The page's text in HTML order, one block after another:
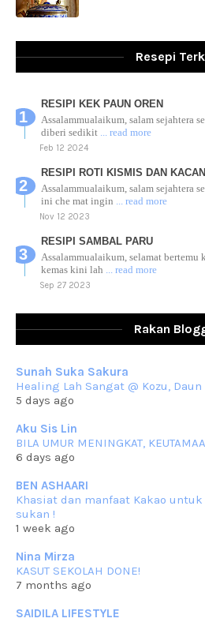
Resepi
RESIPI KEK PAUN OREN
Assalammualaikum, salam sejahtera
diberi sedikit ... read more
Feb 12 2024
RESIPI ROTI KISMIS DAN
Assalammualaikum, salam sejahtera
ini che mat ingin ... read more
Nov 12 2023
RESIPI SAMBAL PARU
Assalammualaikum, selamat bertemu
kemas kini lah ... read more
Sep 27 2023
Assalammualaikum, salam sejahtera
RESIPI KUIH KASWI KELEDEK
Assalammualaikum, salam semua.
mat ucapkan
Jun 30 2023
RESIPI KURMA AYAM MERAH
Assalammualaikum, salam semua.
Jun 23 2023
RESIPI SAMBAL PARU
Assalammualaikum, salam sejahtera
Jun 20 2023
RESIPI PISANG MUDA MASAK
lemak ni che mat... read more
Rakan
Sunah Suka Sakura
Healing Lah Sangat @ Kozu,
5 days ago
Aku Sis Lin
BILA UMUR MENINGKAT,
6 days ago
BEN ASHAARI
Khasiat dan manfaat Kakao
sukan !
1 week ago
Nina Mirza
KASUT SEKOLAH DONE!
7 months ago
SAIDILA LIFESTYLE